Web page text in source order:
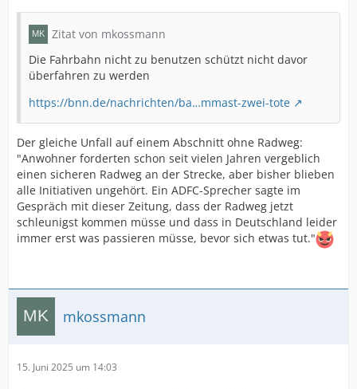
Zitat von mkossmann
Die Fahrbahn nicht zu benutzen schützt nicht davor
überfahren zu werden
https://bnn.de/nachrichten/ba…mmast-zwei-tote
Der gleiche Unfall auf einem Abschnitt ohne Radweg:
"Anwohner forderten schon seit vielen Jahren vergeblich
einen sicheren Radweg an der Strecke, aber bisher blieben
alle Initiativen ungehört. Ein ADFC-Sprecher sagte im
Gespräch mit dieser Zeitung, dass der Radweg jetzt
schleunigst kommen müsse und dass in Deutschland leider
immer erst was passieren müsse, bevor sich etwas tut."
mkossmann
15. Juni 2025 um 14:03